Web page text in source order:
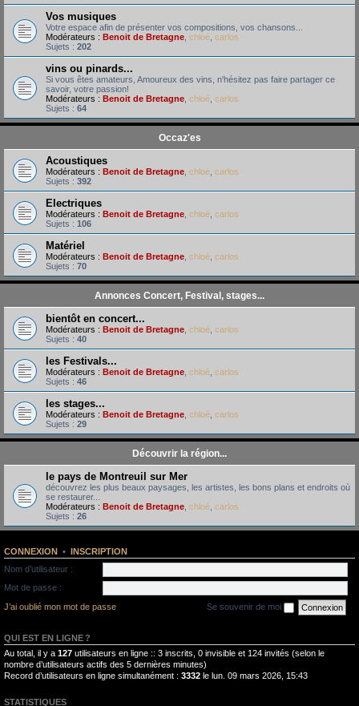
Vos musiques
Votre espace afin de présenter vos compositions, vos chansons...
Modérateurs : Benoit de Bretagne chloé carlos
Sujets : 202
vins ou pinards...
Si vous êtes amateurs, Amoureux des vins, n'hésitez pas faire partager ce
savoir, votre passion!
Modérateurs : Benoit de Bretagne chloé carlos
Sujets : 64
Occaz'es
Acoustiques
Modérateurs : Benoit de Bretagne chloé carlos
Sujets : 392
Electriques
Modérateurs : Benoit de Bretagne chloé carlos
Sujets : 106
Matériel
Modérateurs : Benoit de Bretagne chloé carlos
Sujets : 70
Annonces Concert, Festival, stages...
bientôt en concert...
Modérateurs : Benoit de Bretagne chloé carlos
Sujets : 40
les Festivals...
Modérateurs : Benoit de Bretagne chloé carlos
Sujets : 46
les stages...
Modérateurs : Benoit de Bretagne chloé carlos
Sujets : 29
Découvrir la région...
le pays de Montreuil sur Mer
découvrez les plus beaux paysages, les artistes, les bons plans et endroits où
se restaurer...
Modérateurs : Benoit de Bretagne chloé carlos
Sujets : 26
CONNEXION • INSCRIPTION
Nom d’utilisateur :
Mot de passe :
J’ai oublié mon mot de passe
Se souvenir de moi
QUI EST EN LIGNE ?
Au total, il y a 127 utilisateurs en ligne :: 3 inscrits, 0 invisible et 124 invités (selon le
nombre d’utilisateurs actifs des 5 dernières minutes)
Record d’utilisateurs en ligne simultanément : 3332 le lun. 09 mars 2026, 15:43
STATISTIQUES